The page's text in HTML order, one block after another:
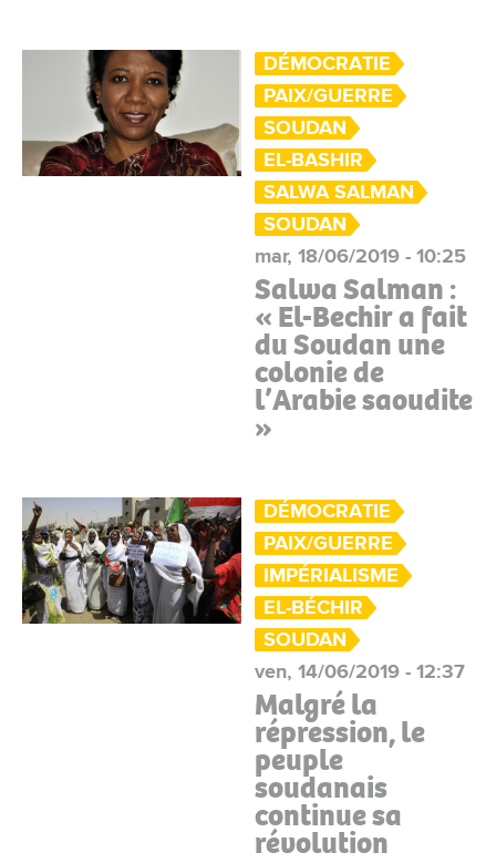
DÉMOCRATIE
PAIX/GUERRE
SOUDAN
EL-BASHIR
SALWA SALMAN
SOUDAN
mar, 18/06/2019 - 10:25
Salwa Salman :
« El-Bechir a fait
du Soudan une
colonie de
l’Arabie saoudite
»
DÉMOCRATIE
PAIX/GUERRE
IMPÉRIALISME
EL-BÉCHIR
SOUDAN
ven, 14/06/2019 - 12:37
Malgré la
répression, le
peuple
soudanais
continue sa
révolution